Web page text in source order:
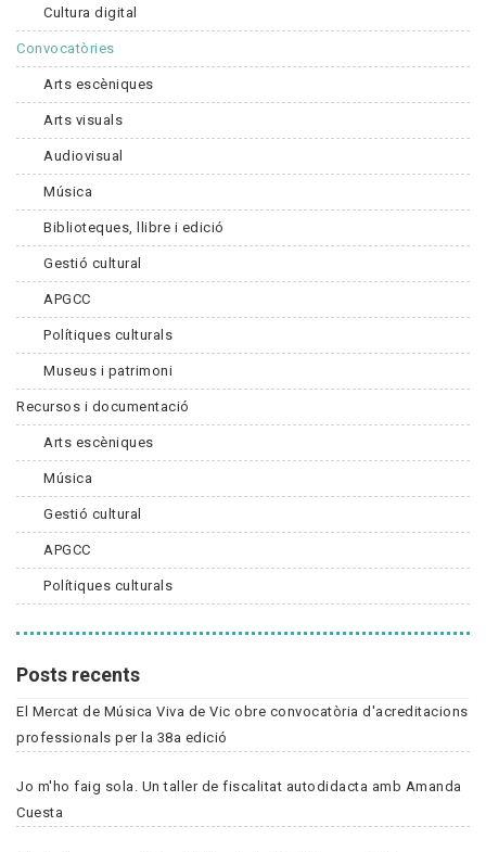
Cultura digital
Convocatòries
Arts escèniques
Arts visuals
Audiovisual
Música
Biblioteques, llibre i edició
Gestió cultural
APGCC
Polítiques culturals
Museus i patrimoni
Recursos i documentació
Arts escèniques
Música
Gestió cultural
APGCC
Polítiques culturals
Posts recents
El Mercat de Música Viva de Vic obre convocatòria d'acreditacions
professionals per la 38a edició
Jo m'ho faig sola. Un taller de fiscalitat autodidacta amb Amanda
Cuesta